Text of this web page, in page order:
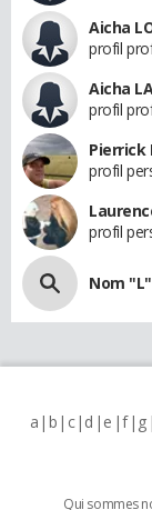
Aicha
profil
Aicha
profil
Pierrick
profil
profil
Nom "L"
a b c d e f g
Qui sommes